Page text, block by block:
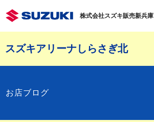
株式会社スズキ販売新兵庫
スズキアリーナしらさぎ北
お店ブログ